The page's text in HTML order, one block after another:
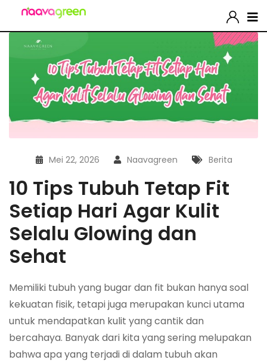
Mei 22, 2026 Naavagreen Berita
10 Tips Tubuh Tetap Fit
Setiap Hari Agar Kulit
Selalu Glowing dan
Sehat
Memiliki tubuh yang bugar dan fit bukan hanya soal
kekuatan fisik, tetapi juga merupakan kunci utama
untuk mendapatkan kulit yang cantik dan
bercahaya. Banyak dari kita yang sering melupakan
bahwa apa yang terjadi di dalam tubuh akan